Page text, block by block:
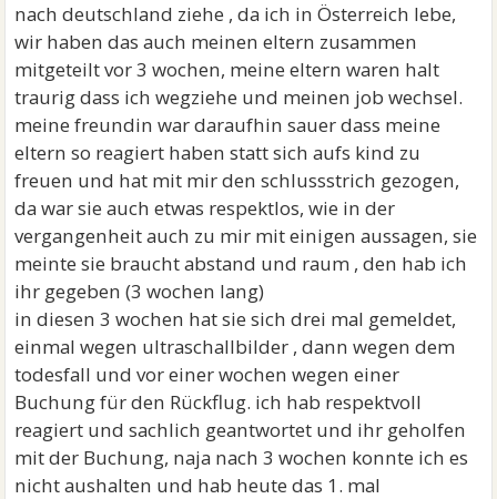
nach deutschland ziehe , da ich in Österreich lebe,
wir haben das auch meinen eltern zusammen
mitgeteilt vor 3 wochen, meine eltern waren halt
traurig dass ich wegziehe und meinen job wechsel.
meine freundin war daraufhin sauer dass meine
eltern so reagiert haben statt sich aufs kind zu
freuen und hat mit mir den schlussstrich gezogen,
da war sie auch etwas respektlos, wie in der
vergangenheit auch zu mir mit einigen aussagen, sie
meinte sie braucht abstand und raum , den hab ich
ihr gegeben (3 wochen lang)
in diesen 3 wochen hat sie sich drei mal gemeldet,
einmal wegen ultraschallbilder , dann wegen dem
todesfall und vor einer wochen wegen einer
Buchung für den Rückflug. ich hab respektvoll
reagiert und sachlich geantwortet und ihr geholfen
mit der Buchung, naja nach 3 wochen konnte ich es
nicht aushalten und hab heute das 1. mal